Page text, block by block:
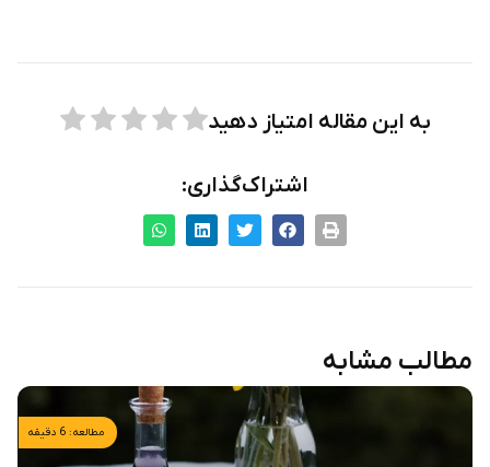
به این مقاله امتیاز دهید
اشتراک‌گذاری:
مطالب مشابه
مطالعه: 6 دقیقه